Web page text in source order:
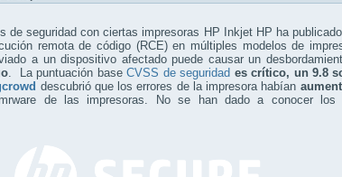
de seguridad con ciertas impresoras HP Inkjet HP ha
remota de código (RCE) en múltiples modelos de
a un dispositivo afectado puede causar un
. La puntuación baseCVSS de seguridad es crítico, un 9.8
descubrió que los errores de la impresora habían
de las impresoras. No se han dado a conocer